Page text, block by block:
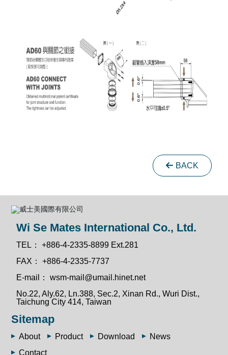
BACK
Wi Se Mates International Co., Ltd.
TEL：+886-4-2335-8899 Ext.281
FAX：+886-4-2335-7737
E-mail：wsm-mail@umail.hinet.net
No.22, Aly.62, Ln.388, Sec.2, Xinan Rd., Wuri Dist.,
Taichung City 414, Taiwan
Sitemap
About Product Download
News
Contact